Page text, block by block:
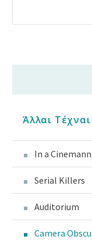
Άλλαι Τέχναι
In a
Serial Killers
Auditorium
Camera